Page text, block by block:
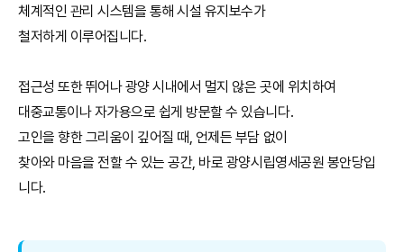
체계적인 관리 시스템을 통해 시설 유지보수가
철저하게 이루어집니다.
접근성 또한 뛰어나 광양 시내에서 멀지 않은 곳에 위치하여
대중교통이나 자가용으로 쉽게 방문할 수 있습니다.
고인을 향한 그리움이 깊어질 때, 언제든 부담 없이
찾아와 마음을 전할 수 있는 공간, 바로 광양시립영세공원 봉안당입
니다.